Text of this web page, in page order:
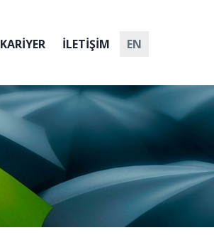
KARİYER İLETİŞİM EN